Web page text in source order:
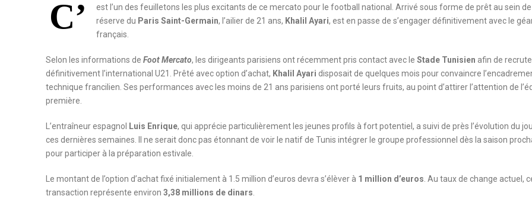
C’
est l’un des feuilletons les plus excitants de ce mercato pour le football national. Arrivé sous forme de prêt au sein de
réserve du Paris Saint-Germain, l’ailier de 21 ans, Khalil Ayari, est en passe de s’engager définitivement avec le
français.
Selon les informations de Foot Mercato, les dirigeants parisiens ont récemment pris contact avec le Stade Tunisien afin de
définitivement l’international U21. Prêté avec option d’achat, Khalil Ayari disposait de quelques mois pour convaincre
technique francilien. Ses performances avec les moins de 21 ans parisiens ont porté leurs fruits, au point d’attirer l’attention de
première.
L’entraîneur espagnol Luis Enrique, qui apprécie particulièrement les jeunes profils à fort potentiel, a suivi de près l’évolution du
ces dernières semaines. Il ne serait donc pas étonnant de voir le natif de Tunis intégrer le groupe professionnel dès la saison
pour participer à la préparation estivale.
Le montant de l’option d’achat fixé initialement à 1.5 million d’euros devra s’élèver à 1 million d’euros . Au taux de change actuel,
transaction représente environ 3,38 millions de dinars